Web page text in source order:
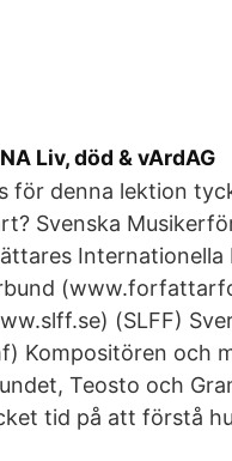
Liv, död & vArdAG
för denna lektion
Svenska
Internationella
(SLFF)
Kompositören och
Teosto och
tid på att förstå